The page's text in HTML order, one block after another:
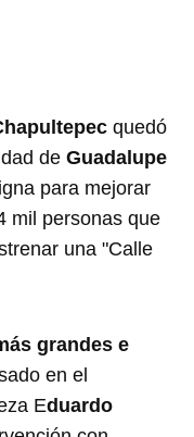
quedó
deGuadalupe
para mejorar
mil personas que
una "Calle
grandes e
en el
Eduardo